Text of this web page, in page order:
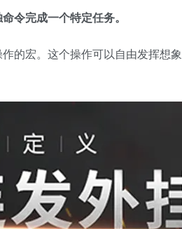
令完成一个特定任务。
的宏。这个操作可以自由发挥想象